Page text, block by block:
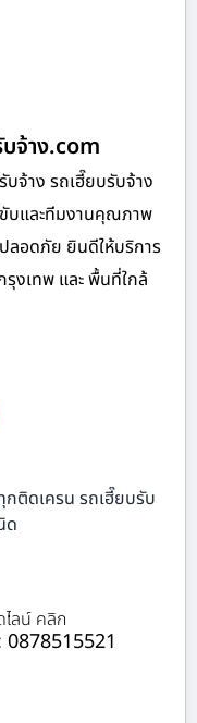
จ้าง.com
บจ้าง รถเฮี๊ยบรับจ้าง
บและทีมงานคุณภาพ
ลอดภัย ยินดีให้บริการ
รุงเทพ และ พื้นที่ใกล้
กติดเครน รถเฮี๊ยบรับ
ด
ไลน์ คลิก
0878515521